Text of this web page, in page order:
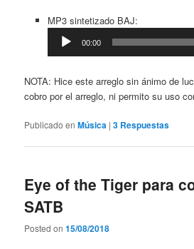
MP3 sintetizado BAJ:Reproductor
audio
00:00
NOTA: Hice este arreglo sin ánimo de
cobro por el arreglo, ni permito su uso
Publicado en Música |3 Respuestas
Eye of the Tiger para
SATB
Posted on15/08/2018